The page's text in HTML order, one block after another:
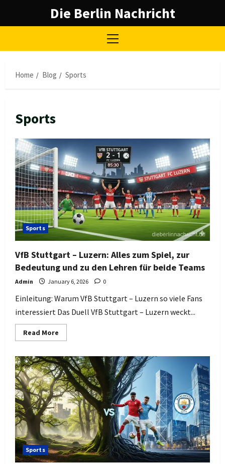
Die Berlin Nachricht
Primary
Home
Blog Sports
Sports
Sports
VfB Stuttgart – Luzern: Alles zum Spiel, zur
Bedeutung und zu den Lehren für beide Teams
Admin January 6, 2026 0
Einleitung: Warum VfB Stuttgart – Luzern so viele Fans
interessiert Das Duell VfB Stuttgart – Luzern weckt...
Read More
more
Stuttgart
–
Luzern:
Alles
zum
Spiel,
zur
Bedeutung
und
zu
den
Lehren
für
beide
Teams
Sports